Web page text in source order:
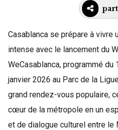
Casablanca se prépare à vivre
intense avec le lancement du
WeCasablanca, programmé
janvier 2026 au Parc de la
grand rendez-vous populaire,
cœur de la métropole en un
et de dialogue culturel entre le